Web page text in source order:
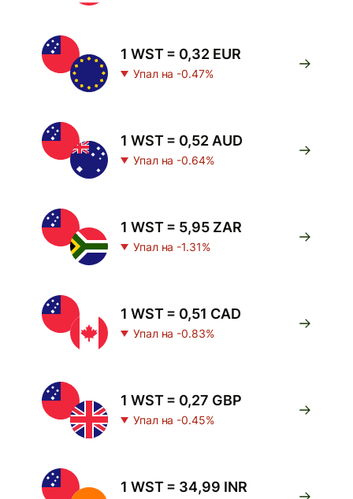
1 WST = 0,32 EUR
Упал на -0.47%
1 WST = 0,52 AUD
Упал на -0.64%
1 WST = 5,95 ZAR
Упал на -1.31%
1 WST = 0,51 CAD
Упал на -0.83%
1 WST = 0,27 GBP
Упал на -0.45%
1 WST = 34,99 INR